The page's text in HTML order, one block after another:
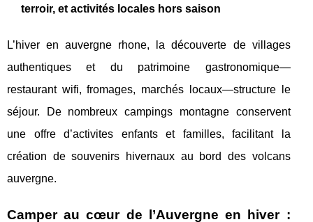
terroir, et activités locales hors saison
L’hiver en auvergne rhone, la découverte de villages
authentiques et du patrimoine gastronomique—
restaurant wifi, fromages, marchés locaux—structure le
séjour. De nombreux campings montagne conservent
une offre d’activites enfants et familles, facilitant la
création de souvenirs hivernaux au bord des volcans
auvergne.
Camper au cœur de l’Auvergne en hiver :